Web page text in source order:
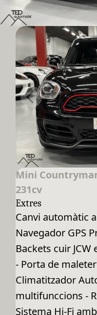
Mini
231cv
Extres
Canvi automàtic
Navegador GPS
Backets cuir
- Porta de
Climatitzador
multifunccions -
Sistema Hi-Fi